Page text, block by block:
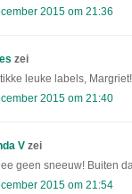
2015 om 21:36
zei
leuke labels,
2015 om 21:40
V zei
geen sneeuw! Buiten
2015 om 21:54